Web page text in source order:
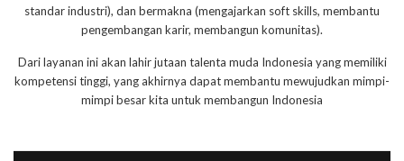
standar industri), dan bermakna (mengajarkan soft skills, membantu
pengembangan karir, membangun komunitas).
Dari layanan ini akan lahir jutaan talenta muda Indonesia yang memiliki
kompetensi tinggi, yang akhirnya dapat membantu mewujudkan mimpi-
mimpi besar kita untuk membangun Indonesia